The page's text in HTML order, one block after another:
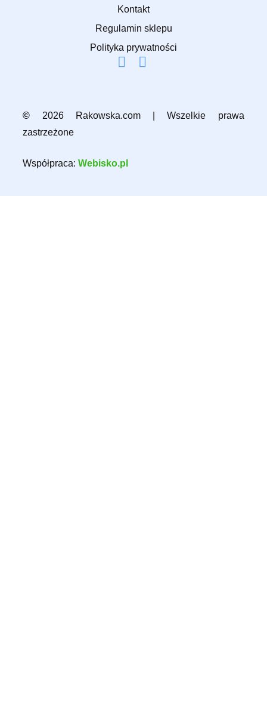
Kontakt
Regulamin sklepu
Polityka prywatności
© 2026 Rakowska.com | Wszelkie prawa
zastrzeżone
Współpraca:Webisko.pl